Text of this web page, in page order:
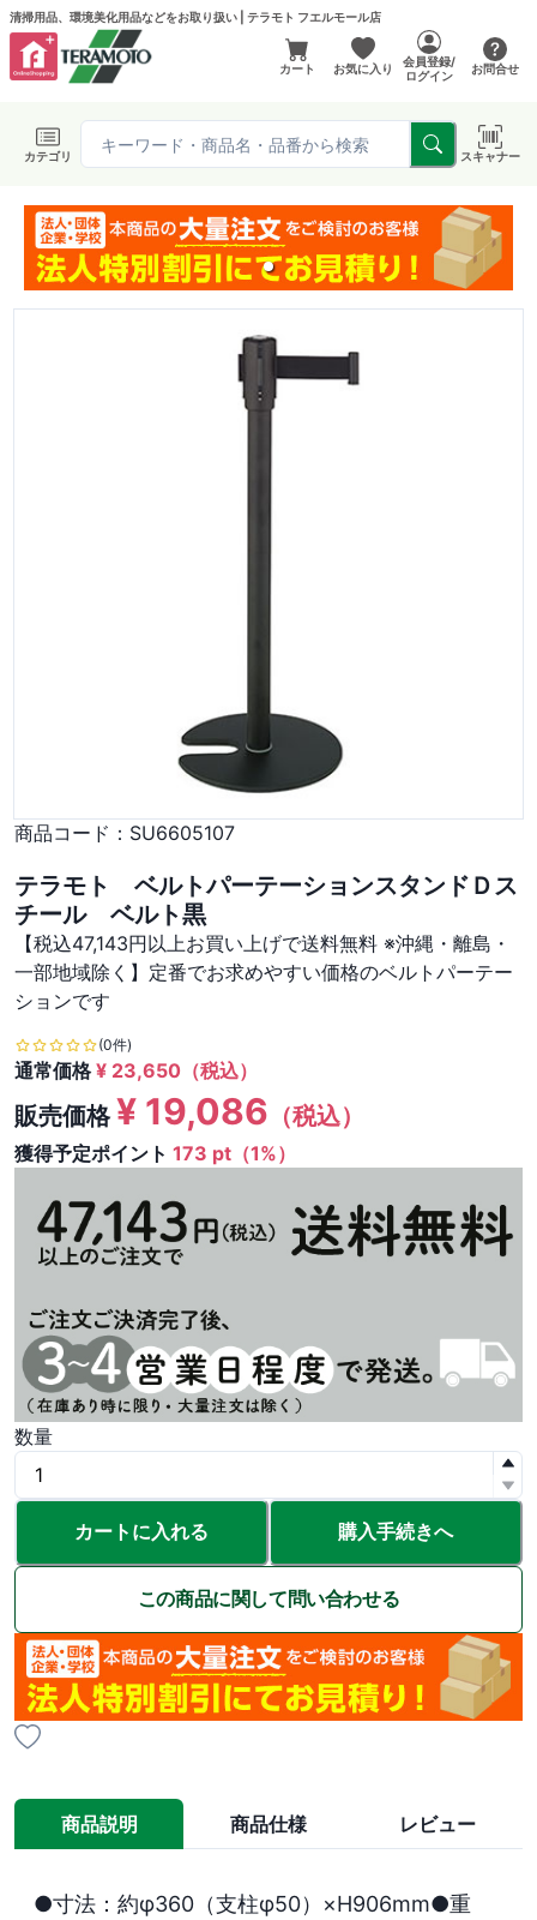
清掃用品、環境美化用品などをお取り扱い | テラモト フエルモール店
カート お気に入り
会員登録/
ログイン
お問合せ
カテゴリ スキャナー
商品コード： SU6605107
テラモト ベルトパーテーションスタンドＤス
チール ベルト黒
【税込47,143円以上お買い上げで送料無料 ※沖縄・離島・
一部地域除く】定番でお求めやすい価格のベルトパーテー
ションです
(0件)
通常価格¥ 23,650 （税込）
販売価格¥ 19,086 （税込）
獲得予定ポイント 173 pt（1%）
数量
カートに入れる 購入手続きへ
この商品に関して問い合わせる
商品説明 商品仕様 レビュー
●寸法：約φ360（支柱φ50）×H906mm●重